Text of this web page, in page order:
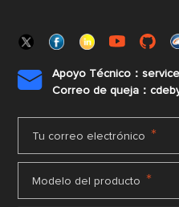

Apoyo Técnico：
Correo de queja：
Tu correo electrónico *
Modelo del producto *